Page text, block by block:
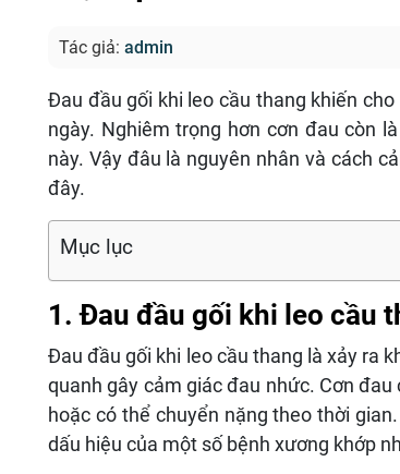
Tác giả: admin
Đau đầu gối khi leo cầu thang khiến
ngày. Nghiêm trọng hơn cơn đau còn
này. Vậy đâu là nguyên nhân và cách
đây.
Mục lục
1. Đau đầu gối khi leo cầu
Đau đầu gối khi leo cầu thang là xảy ra
quanh gây cảm giác đau nhức. Cơn
hoặc có thể chuyển nặng theo thời
dấu hiệu của một số bệnh xương khớp